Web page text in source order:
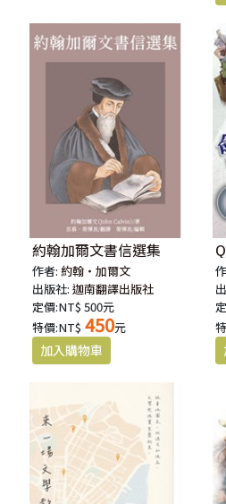
約翰加爾文書信選集
作者:約翰‧加爾文
出版社:迦南翻譯出版社
定價:NT$ 500元
特價:NT$ 450元